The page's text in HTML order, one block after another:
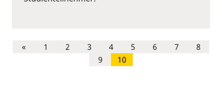
« 1 2 3 4 5 6 7
8
9
10